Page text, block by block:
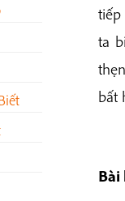
tiếp
ta
bất
Bài